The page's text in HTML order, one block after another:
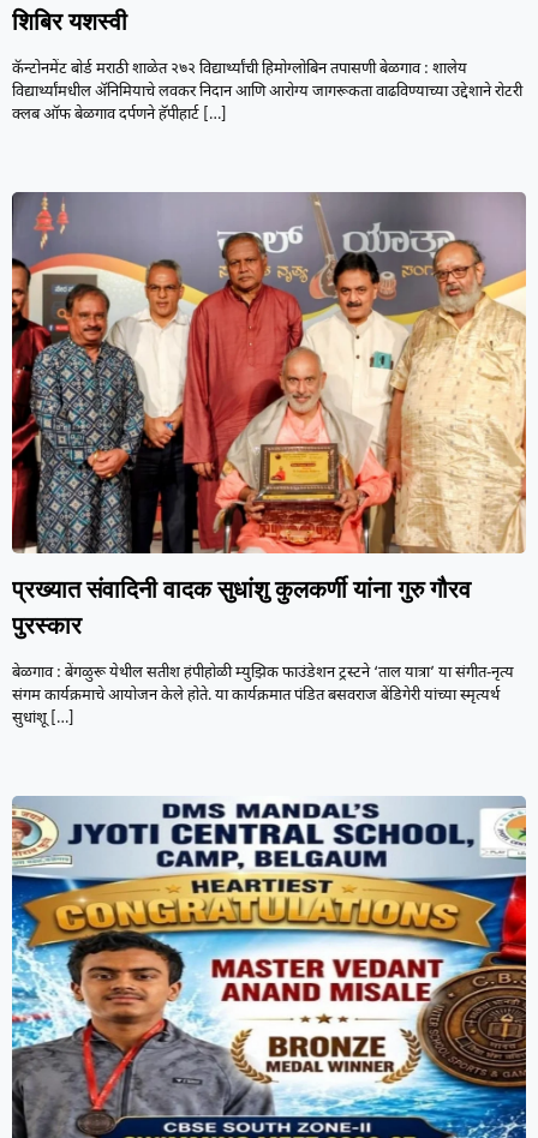
शिबिर यशस्वी
कॅन्टोनमेंट बोर्ड मराठी शाळेत २७२ विद्यार्थ्यांची हिमोग्लोबिन तपासणी बेळगाव : शालेय
विद्यार्थ्यांमधील ॲनिमियाचे लवकर निदान आणि आरोग्य जागरूकता वाढविण्याच्या उद्देशाने रोटरी
क्लब ऑफ बेळगाव दर्पणने हॅपीहार्ट […]
प्रख्यात संवादिनी वादक सुधांशु कुलकर्णी यांना गुरु गौरव
पुरस्कार
बेळगाव : बेंगळुरू येथील सतीश हंपीहोळी म्युझिक फाउंडेशन ट्रस्टने ‘ताल यात्रा’ या संगीत-नृत्य
संगम कार्यक्रमाचे आयोजन केले होते. या कार्यक्रमात पंडित बसवराज बेंडिगेरी यांच्या स्मृत्यर्थ
सुधांशू […]